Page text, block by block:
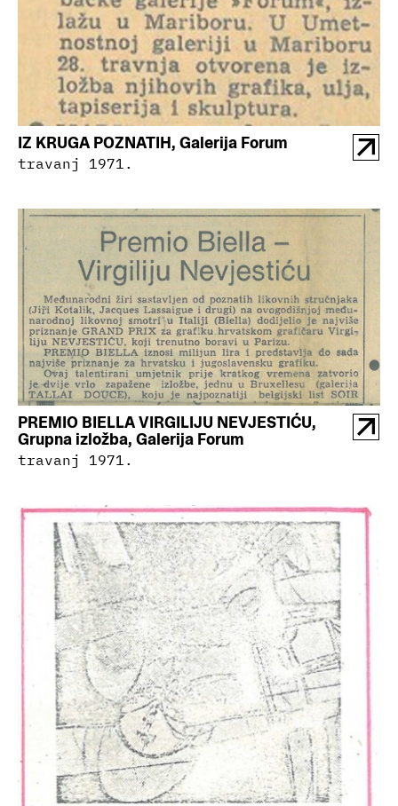
IZ KRUGA POZNATIH, Galerija Forum
travanj 1971.
PREMIO BIELLA VIRGILIJU NEVJESTIĆU,
Grupna izložba, Galerija Forum
travanj 1971.